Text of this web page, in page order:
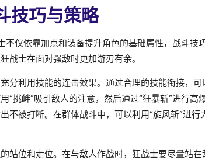
技巧与策略
不仅依靠加点和装备提升角色的基础属性，战斗技
战士在面对强敌时更加游刃有余。
分利用技能的连击效果。通过合理的技能衔接，
“挑衅”吸引敌人的注意，然后通过“狂暴斩”进行高
不被打断。在群体战斗中，可以利用“旋风斩”进
站位和走位。在与敌人作战时，狂战士要尽量站